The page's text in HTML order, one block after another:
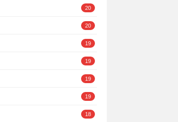
20
20
19
19
19
19
18